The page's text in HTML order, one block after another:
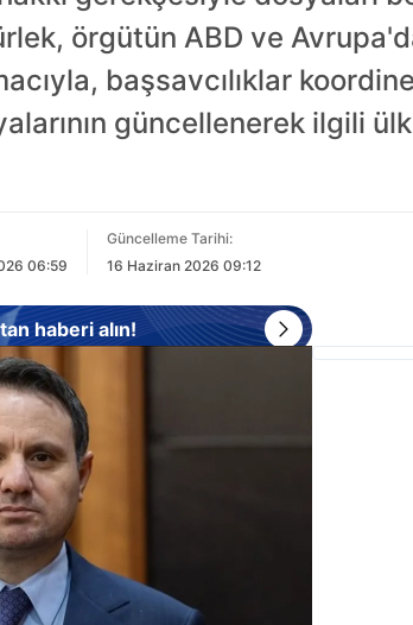
örgütün ABD ve
başsavcılıklar
güncellenerek ilgili
06:59
Güncelleme Tarihi:
16 Haziran 2026 09:12
haberi alın!